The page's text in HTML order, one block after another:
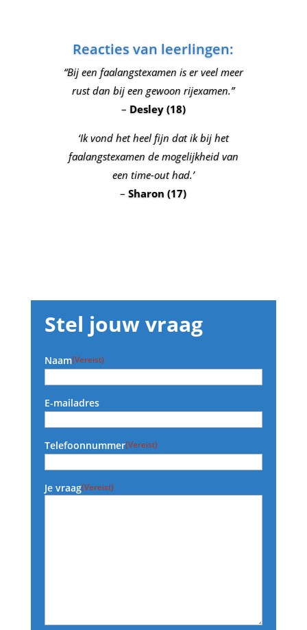
Reacties van leerlingen:
“Bij een faalangstexamen is er veel meer
rust dan bij een gewoon rijexamen.”
– Desley (18)
‘Ik vond het heel fijn dat ik bij het
faalangstexamen de mogelijkheid van
een time-out had.’
–Sharon (17)
Stel jouw vraag
Naam(Vereist)
E-mailadres
Telefoonnummer(Vereist)
Je vraag(Vereist)